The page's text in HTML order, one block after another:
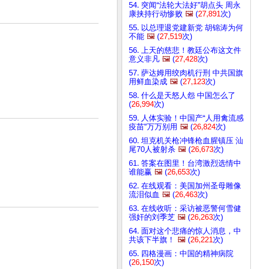
54. 突闻“法轮大法好”胡点头 周永
康挟持行动惨败 🖼️ (27,891次)
55. 以总理退党建新党 胡锦涛为何
不能 🖼️ (27,519次)
56. 上天的慈悲！教廷公布这文件
意义非凡 🖼️ (27,428次)
57. 萨达姆用绞肉机行刑 中共国旗
用鲜血染成 🖼️ (27,123次)
58. 什么是天怒人怨 中国怎么了
(26,994次)
59. 人体实验！中国产“人用禽流感
疫苗”万万别用 🖼️ (26,824次)
60. 坦克机关枪冲锋枪血腥镇压 汕
尾70人被射杀 🖼️ (26,673次)
61. 答案在图里！台湾激烈选情中
谁能赢 🖼️ (26,653次)
62. 在线观看：美国加州圣母雕像
流泪似血 🖼️ (26,463次)
63. 在线收听：采访被恶警何雪健
强奸的刘季芝 🖼️ (26,263次)
64. 面对这个悲痛的惊人消息，中
共该下半旗！
🖼️ (26,221次)
65. 四格漫画：中国的精神病院
(26,150次)